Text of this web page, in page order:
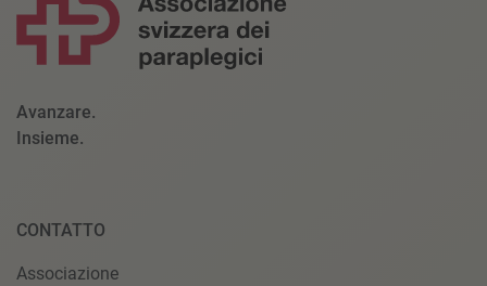
Avanzare.
Insieme.
CONTATTO
Associazione